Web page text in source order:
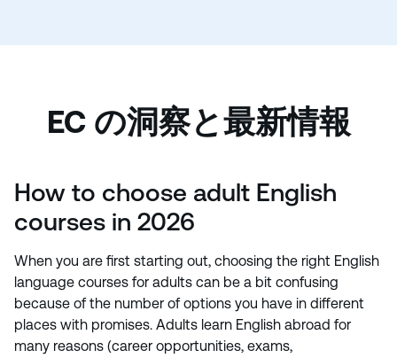
EC の洞察と最新情報
How to choose adult English
courses in 2026
When you are first starting out, choosing the right English
language courses for adults can be a bit confusing
because of the number of options you have in different
places with promises. Adults learn English abroad for
many reasons (career opportunities, exams,